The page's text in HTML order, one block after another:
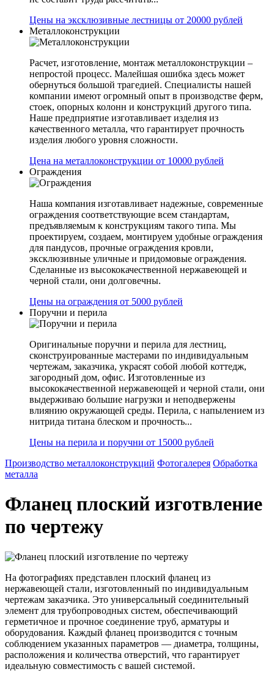
Цены на эксклюзивные лестницы от 20000 рублей
Металлоконструкции
Расчет, изготовление, монтаж металлоконструкции –
непростой процесс. Малейшая ошибка здесь может
обернуться большой трагедией. Специалисты нашей
компании имеют огромный опыт в производстве ферм,
стоек, опорных колонн и конструкций другого типа.
Наше предприятие изготавливает изделия из
качественного металла, что гарантирует прочность
изделия любого уровня сложности.
Цена на металлоконструкции от 10000 рублей
Ограждения
Наша компания изготавливает надежные, современные
ограждения соответствующие всем стандартам,
предъявляемым к конструкциям такого типа. Мы
проектируем, создаем, монтируем удобные ограждения
для пандусов, прочные ограждения кровли,
эксклюзивные уличные и придомовые ограждения.
Сделанные из высококачественной нержавеющей и
черной стали, они долговечны.
Цены на ограждения от 5000 рублей
Поручни и перила
Оригинальные поручни и перила для лестниц,
сконструированные мастерами по индивидуальным
чертежам, заказчика, украсят собой любой коттедж,
загородный дом, офис. Изготовленные из
высококачественной нержавеющей и черной стали, они
выдерживаю большие нагрузки и неподвержены
влиянию окружающей среды. Перила, с напылением из
нитрида титана блеском и прочность...
Цены на перила и поручни от 15000 рублей
Производство металлоконструкций Фотогалерея Обработка
металла
Фланец плоский изготвление
по чертежу
На фотографиях представлен плоский фланец из
нержавеющей стали, изготовленный по индивидуальным
чертежам заказчика. Это универсальный соединительный
элемент для трубопроводных систем, обеспечивающий
герметичное и прочное соединение труб, арматуры и
оборудования. Каждый фланец производится с точным
соблюдением указанных параметров — диаметра, толщины,
расположения и количества отверстий, что гарантирует
идеальную совместимость с вашей системой.